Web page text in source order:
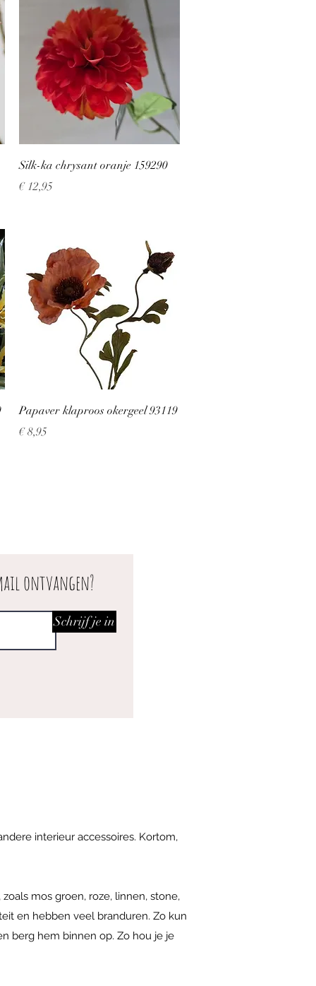
Snel overzicht
Silk-ka chrysant oranje 159290
Prijs
€ 12,95
Snel overzicht
Papaver klaproos okergeel 93119
Prijs
€ 8,95
ontvangen?
Schrijf je in
interieur accessoires. Kortom,
mos groen, roze, linnen, stone,
en hebben veel branduren. Zo kun
berg hem binnen op. Zo hou je je